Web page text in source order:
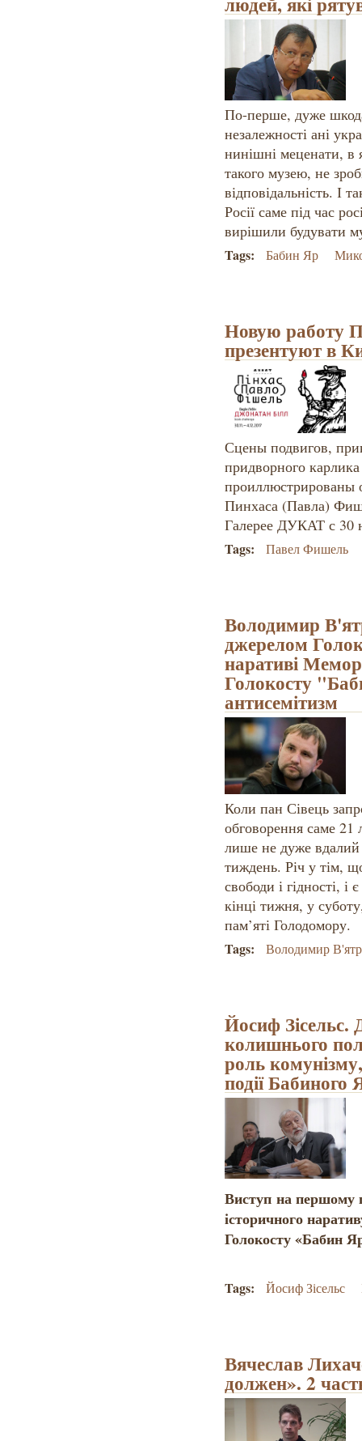
По-перше, дуже
незалежності ані
нинішні меценати, в
такого музею, не
відповідальність. І
Росії саме під час
вирішили будувати
Tags: Бабин Яр
Новую работу
презентуют в
Сцены подвигов,
придворного
проиллюстрированы
Пинхаса (Павла)
Галерее ДУКАТ с 30
Tags: Павел Фишель
Володимир
джерелом
наративі
Голокосту
антисемітизм
Коли пан Сівець
обговорення саме 21
лише не дуже
тиждень. Річ у тім,
свободи і гідності, і
кінці тижня, у
пам’яті Голодомору.
Tags: Володимир
Йосиф Зісельс.
колишнього
роль
події Бабиного
Виступ на першому
історичного
Голокосту «Бабин
Tags: Йосиф Зісельс
Вячеслав
должен». 2